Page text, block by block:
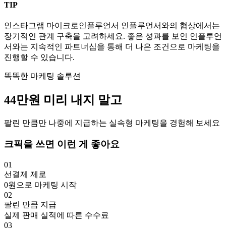
TIP
인스타그램 마이크로인플루언서 인플루언서와의 협상에서는
장기적인 관계 구축을 고려하세요. 좋은 성과를 보인 인플루언
서와는 지속적인 파트너십을 통해 더 나은 조건으로 마케팅을
진행할 수 있습니다.
똑똑한 마케팅 솔루션
44만원 미리 내지 말고
팔린 만큼만 나중에 지급하는 실속형 마케팅을 경험해 보세요
크픽을 쓰면 이런 게 좋아요
01
선결제 제로
0원으로 마케팅 시작
02
팔린 만큼 지급
실제 판매 실적에 따른 수수료
03